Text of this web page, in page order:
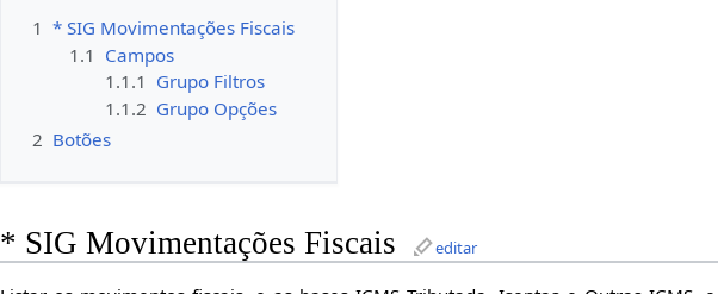
1 * SIG Movimentações Fiscais
1.1 Campos
1.1.1 Grupo Filtros
1.1.2 Grupo Opções
2 Botões
* SIG Movimentações Fiscais editar